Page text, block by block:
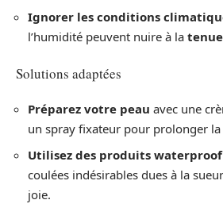
Ignorer les conditions
l’humidité peuvent nuire à la tenue
Solutions adaptées
Préparez votre peau avec une
un spray fixateur pour prolonger la
Utilisez des produits waterproof
coulées indésirables dues à la
joie.